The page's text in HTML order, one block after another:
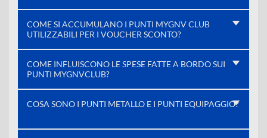
COME SI ACCUMULANO I PUNTI MYGNV CLUB
UTILIZZABILI PER I VOUCHER SCONTO?
COME INFLUISCONO LE SPESE FATTE A BORDO SUI
PUNTI MYGNVCLUB?
COSA SONO I PUNTI METALLO E I PUNTI EQUIPAGGIO?